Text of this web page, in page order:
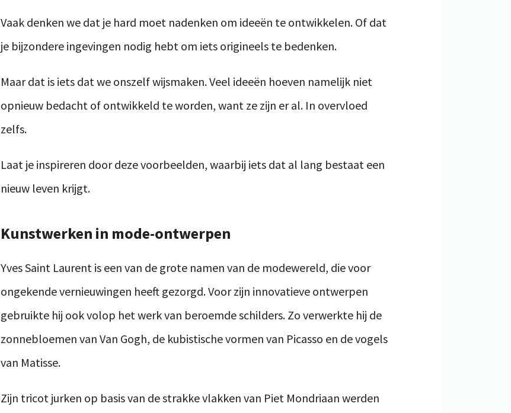
Vaak denken we dat je hard moet nadenken om ideeën te ontwikkelen. Of dat
je bijzondere ingevingen nodig hebt om iets origineels te bedenken.
Maar dat is iets dat we onszelf wijsmaken. Veel ideeën hoeven namelijk niet
opnieuw bedacht of ontwikkeld te worden, want ze zijn er al. In overvloed
zelfs.
Laat je inspireren door deze voorbeelden, waarbij iets dat al lang bestaat een
nieuw leven krijgt.
Kunstwerken in mode-ontwerpen
Yves Saint Laurent is een van de grote namen van de modewereld, die voor
ongekende vernieuwingen heeft gezorgd. Voor zijn innovatieve ontwerpen
gebruikte hij ook volop het werk van beroemde schilders. Zo verwerkte hij de
zonnebloemen van Van Gogh, de kubistische vormen van Picasso en de vogels
van Matisse.
Zijn tricot jurken op basis van de strakke vlakken van Piet Mondriaan werden